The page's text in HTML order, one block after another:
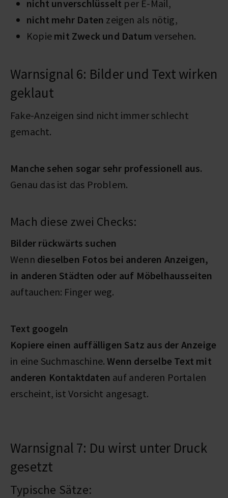
nicht unverschlüsselt per E-Mail,
nicht mehr Daten zeigen als nötig,
Kopie mit Zweck und Datum versehen.
Warnsignal 6: Bilder und Text wirken
geklaut
Fake-Anzeigen sind nicht immer schlecht
gemacht.
Manche sehen sogar sehr professionell aus.
Genau das ist das Problem.
Mach diese zwei Checks:
Bilder rückwärts suchen
Wenn dieselben Fotos bei anderen Anzeigen,
in anderen Städten oder auf Möbelhausseiten
auftauchen: Finger weg.
Text googeln
Kopiere einen auffälligen Satz aus der Anzeige
in eine Suchmaschine.Wenn derselbe Text mit
anderen Kontaktdaten auf anderen Portalen
erscheint, ist Vorsicht angesagt.
Warnsignal 7: Du wirst unter Druck
gesetzt
Typische Sätze: